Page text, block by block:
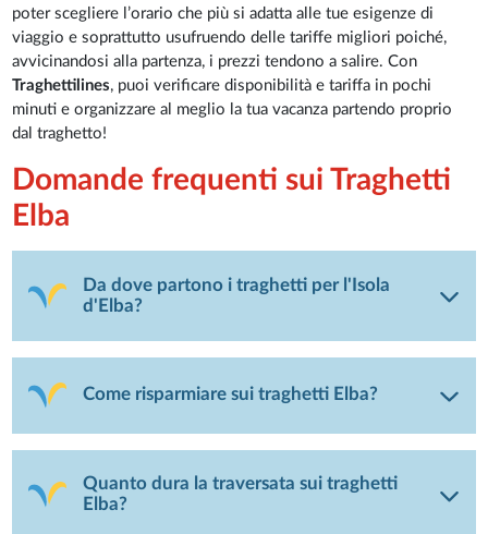
poter scegliere l’orario che più si adatta alle tue esigenze di
viaggio e soprattutto usufruendo delle tariffe migliori poiché,
avvicinandosi alla partenza, i prezzi tendono a salire. Con
Traghettilines, puoi verificare disponibilità e tariffa in pochi
minuti e organizzare al meglio la tua vacanza partendo proprio
dal traghetto!
Domande frequenti sui Traghetti
Elba
Da dove partono i traghetti per l'Isola
d'Elba?
Come risparmiare sui traghetti Elba?
Quanto dura la traversata sui traghetti
Elba?